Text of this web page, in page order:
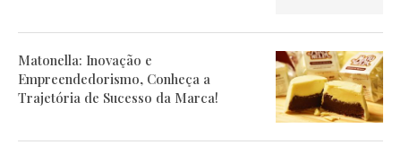
Matonella: Inovação e
Empreendedorismo, Conheça a
Trajetória de Sucesso da Marca!